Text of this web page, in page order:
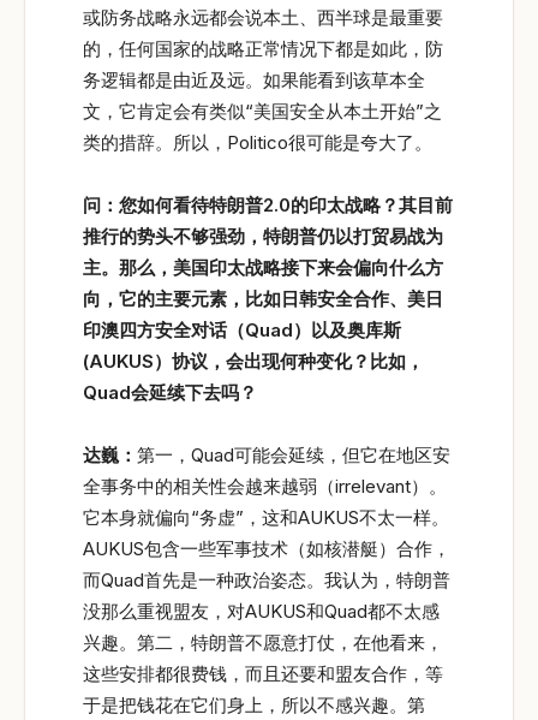
或防务战略永远都会说本土、西半球是最重要
的，任何国家的战略正常情况下都是如此，防
务逻辑都是由近及远。如果能看到该草本全
文，它肯定会有类似“美国安全从本土开始”之
类的措辞。所以，Politico很可能是夸大了。
问：您如何看待特朗普2.0的印太战略？其目前
推行的势头不够强劲，特朗普仍以打贸易战为
主。那么，美国印太战略接下来会偏向什么方
向，它的主要元素，比如日韩安全合作、美日
印澳四方安全对话（Quad）以及奥库斯
(AUKUS）协议，会出现何种变化？比如，
Quad会延续下去吗？
达巍： 第一，Quad可能会延续，但它在地区安
全事务中的相关性会越来越弱（irrelevant）。
它本身就偏向“务虚”，这和AUKUS不太一样。
AUKUS包含一些军事技术（如核潜艇）合作，
而Quad首先是一种政治姿态。我认为，特朗普
没那么重视盟友，对AUKUS和Quad都不太感
兴趣。第二，特朗普不愿意打仗，在他看来，
这些安排都很费钱，而且还要和盟友合作，等
于是把钱花在它们身上，所以不感兴趣。第